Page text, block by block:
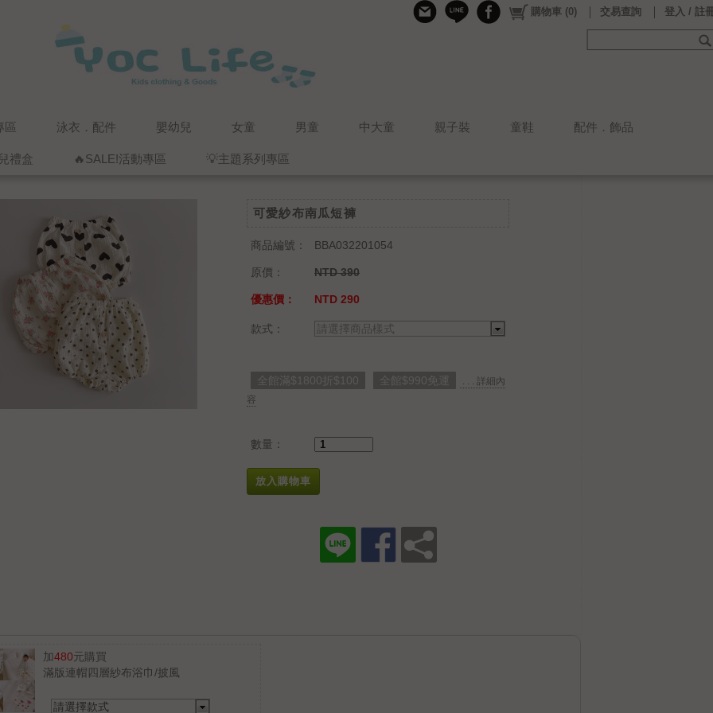
區 泳衣．配件 嬰幼兒 女童 男童 中大童 親子裝 童鞋 配件．飾品
禮盒 🔥SALE!活動專區 💡主題系列專區
購物車 (0) 交易查詢 登入 / 註
可愛紗布南瓜短褲
商品編號： BBA032201054
原價： NTD 390
優惠價： NTD 290
款式： 請選擇商品樣式
全館滿$1800折$100 全館$990免運
. . . 詳細內
容
數量：
放入購物車
加480元購買
滿版連帽四層紗布浴巾/披風
請選擇款式